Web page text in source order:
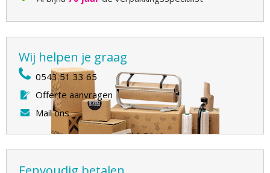
Wij helpen je graag
0543 51 33 65
Offerte aanvragen
Mail ons